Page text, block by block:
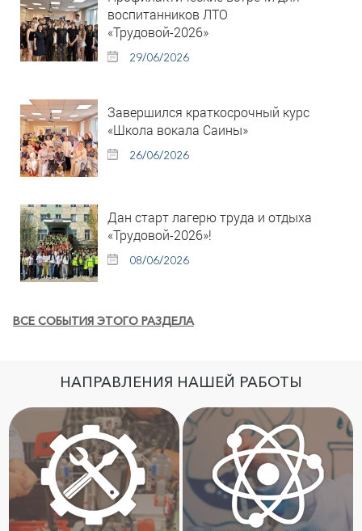
воспитанников ЛТО
«Трудовой-2026»
29/06/2026
Завершился краткосрочный курс
«Школа вокала Саины»
26/06/2026
Дан старт лагерю труда и отдыха
«Трудовой-2026»!
08/06/2026
ВСЕ СОБЫТИЯ ЭТОГО РАЗДЕЛА
НАПРАВЛЕНИЯ НАШЕЙ РАБОТЫ